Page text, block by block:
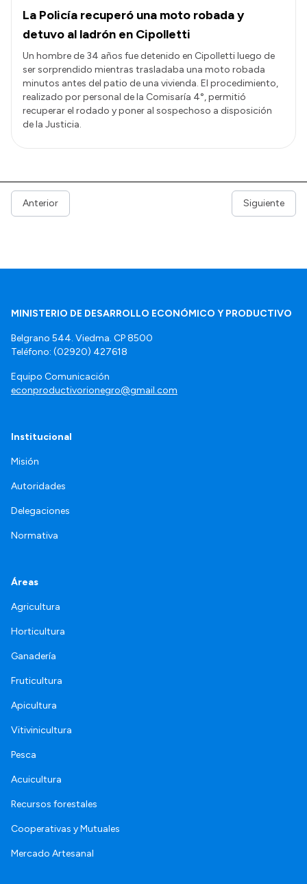
La Policía recuperó una moto robada y
detuvo al ladrón en Cipolletti
Un hombre de 34 años fue detenido en Cipolletti luego de
ser sorprendido mientras trasladaba una moto robada
minutos antes del patio de una vivienda. El procedimiento,
realizado por personal de la Comisaría 4°, permitió
recuperar el rodado y poner al sospechoso a disposición
de la Justicia.
Anterior Siguiente
MINISTERIO DE DESARROLLO ECONÓMICO Y PRODUCTIVO
Belgrano 544. Viedma. CP 8500
Teléfono: (02920) 427618
Equipo Comunicación
econproductivorionegro@gmail.com
Institucional
Misión
Autoridades
Delegaciones
Normativa
Áreas
Agricultura
Horticultura
Ganadería
Fruticultura
Apicultura
Vitivinicultura
Pesca
Acuicultura
Recursos forestales
Cooperativas y Mutuales
Mercado Artesanal